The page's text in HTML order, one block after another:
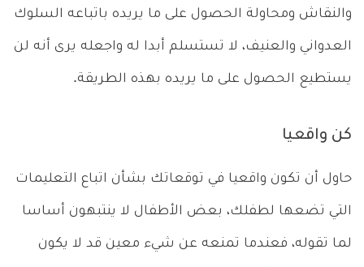
والنقاش ومحاولة الحصول على ما يريده باتباعه السلوك
العدواني والعنيف، لا تستسلم أبدا له واجعله يرى أنه لن
يستطيع الحصول على ما يريده بهذه الطريقة.
كن واقعيا
حاول أن تكون واقعيا في توقعاتك بشأن اتباع التعليمات
التي تضعها لطفلك، بعض الأطفال لا ينتبهون أساسا
لما تقوله، فعندما تمنعه عن شيء معين قد لا يكون